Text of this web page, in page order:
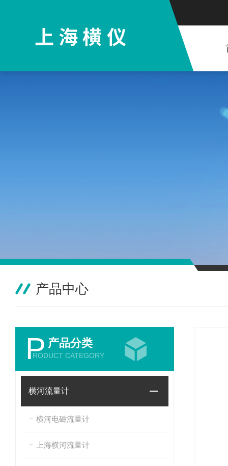
产品中心
P 产品分类
RODUCT CATEGORY
横河流量计
横河电磁流量计
上海横河流量计